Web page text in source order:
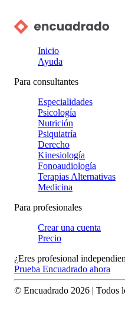
Inicio
Ayuda
Para consultantes
Especialidades
Psicología
Nutrición
Psiquiatría
Derecho
Kinesiología
Fonoaudiología
Terapias Alternativas
Medicina
Para profesionales
Crear una cuenta
Precio
¿Eres profesional
Prueba Encuadrado ahora
© Encuadrado 2026 | Todos